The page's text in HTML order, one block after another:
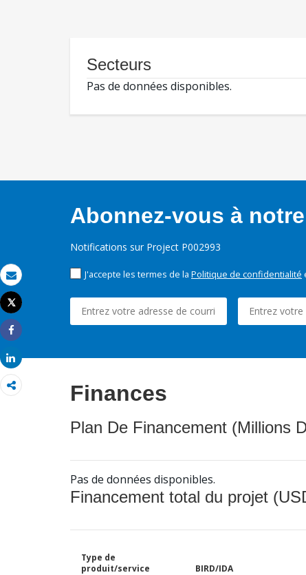
Email
Imprimer
Tweet
Share
Share
Secteurs
Pas de données disponibles.
Abonnez-vous à
Notifications sur Project P002993
J'accepte les termes de la Politique de confidentialité
Finances
Plan De Financement (Millions
Pas de données disponibles.
Financement total du projet
Type de
produit/service
BIRD/IDA